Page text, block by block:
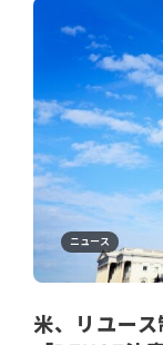
ニュース
米、リユー